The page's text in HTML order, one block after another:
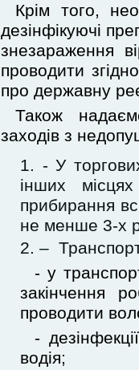
Крім того,
дезінфікуючі
знезараження
проводити
про державну
Також
заходів з
- У
інших
прибирання
не менше 3-х
–
- у
закінчення
проводити
-
водія;